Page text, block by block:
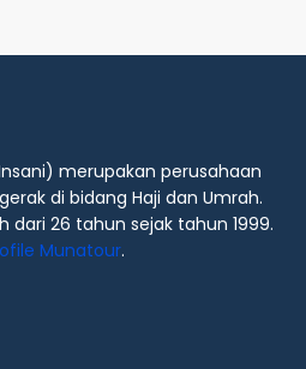
merupakan perusahaan
di bidang Haji dan Umrah.
dari 26 tahun sejak tahun 1999.
Munatour.